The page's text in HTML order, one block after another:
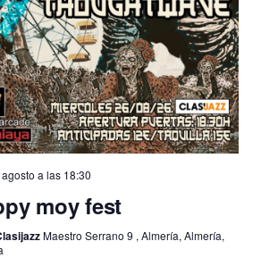
a las 18:30
moy fest
Maestro Serrano 9 , Almería, Almería,